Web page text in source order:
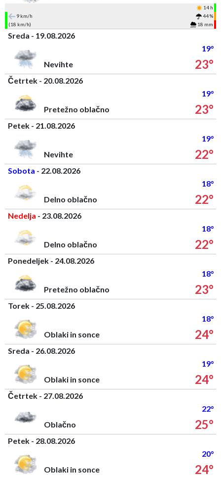
14 h
9 km/h
44 %
(18 km/h)
18 mm
Sreda - 19.08.2026
19°
Nevihte
23°
Četrtek - 20.08.2026
19°
Pretežno oblačno
23°
Petek - 21.08.2026
19°
Nevihte
22°
Sobota - 22.08.2026
18°
Delno oblačno
22°
Nedelja - 23.08.2026
18°
Delno oblačno
22°
Ponedeljek - 24.08.2026
18°
Pretežno oblačno
23°
Torek - 25.08.2026
18°
Oblaki in sonce
24°
Sreda - 26.08.2026
19°
Oblaki in sonce
24°
Četrtek - 27.08.2026
22°
Oblačno
25°
Petek - 28.08.2026
20°
Oblaki in sonce
24°